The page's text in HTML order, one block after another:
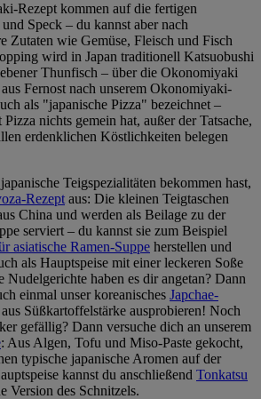
Rezept kommen auf die fertigen
Speck – du kannst aber nach
Zutaten wie Gemüse, Fleisch und Fisch
wird in Japan traditionell Katsuobushi
Thunfisch – über die Okonomiyaki
Fernost nach unserem Okonomiyaki-
als "japanische Pizza" bezeichnet –
nichts gemein hat, außer der Tatsache,
erdenklichen Köstlichkeiten belegen
Teigspezialitäten bekommen hast,
Rezept aus: Die kleinen Teigtaschen
China und werden als Beilage zu der
serviert – du kannst sie zum Beispiel
asiatische Ramen-Suppe herstellen und
als Hauptspeise mit einer leckeren Soße
Nudelgerichte haben es dir angetan? Dann
einmal unser koreanisches Japchae-
Süßkartoffelstärke ausprobieren! Noch
gefällig? Dann versuche dich an unserem
: Aus Algen, Tofu und Miso-Paste gekocht,
typische japanische Aromen auf der
kannst du anschließend Tonkatsu
Version des Schnitzels.